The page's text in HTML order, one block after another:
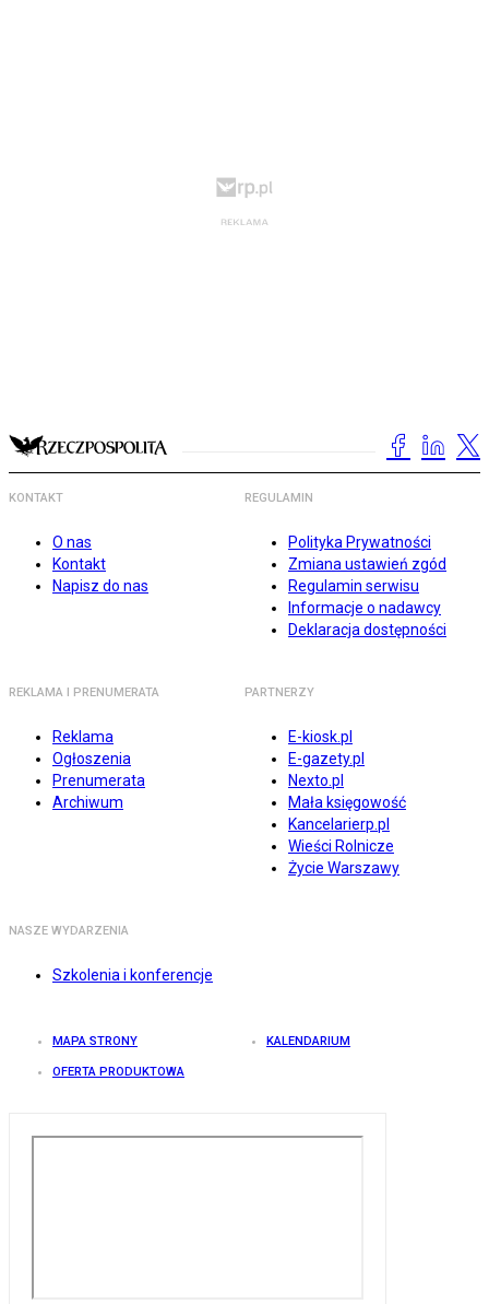
KONTAKT
O nas
Kontakt
Napisz do nas
REGULAMIN
Polityka Prywatności
Zmiana ustawień zgód
Regulamin serwisu
Informacje o nadawcy
Deklaracja dostępności
REKLAMA I PRENUMERATA
Reklama
Ogłoszenia
Prenumerata
Archiwum
PARTNERZY
E-kiosk.pl
E-gazety.pl
Nexto.pl
Mała księgowość
Kancelarierp.pl
Wieści Rolnicze
Życie Warszawy
NASZE WYDARZENIA
Szkolenia i konferencje
MAPA STRONY KALENDARIUM
OFERTA PRODUKTOWA